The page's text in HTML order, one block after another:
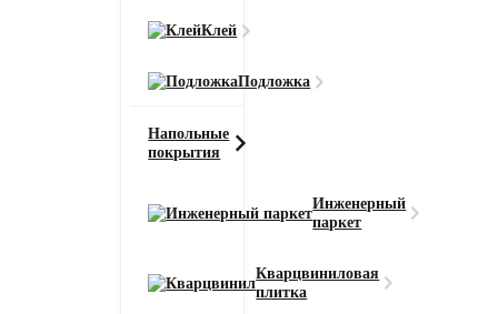
Клей
Подложка
Напольные
покрытия
Инженерный
паркет
Кварцвиниловая
плитка
Подбор коврового покрытия
Ковролин ITC Chambord (Чамборд)